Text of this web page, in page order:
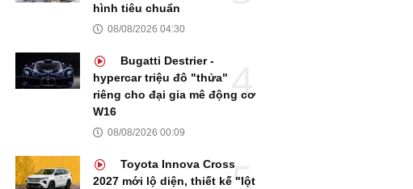
hình tiêu chuẩn
08/08/2026 04:30
Bugatti Destrier -
hypercar triệu đô "thửa"
riêng cho đại gia mê động cơ
W16
08/08/2026 00:09
Toyota Innova Cross
2027 mới lộ diện, thiết kế "lột